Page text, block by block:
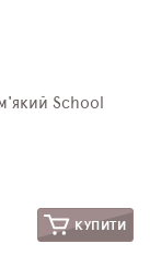
School
КУПИТИ